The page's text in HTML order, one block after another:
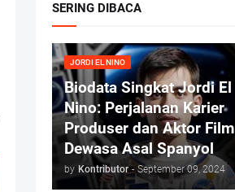
SERING DIBACA
JORDI EL NINO
Biodata Singkat Jordi El
Nino: Perjalanan Karier
Produser dan Aktor Film
Dewasa Asal Spanyol
by Kontributor - September 09, 2024